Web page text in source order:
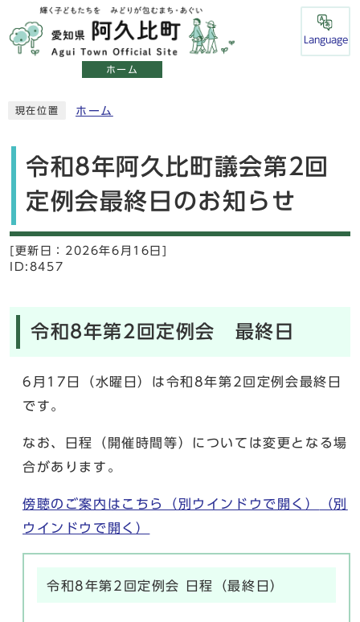
ホーム
Language
現在位置 ホーム
令和8年阿久比町議会第2回
定例会最終日のお知らせ
[更新日： 2026年6月16日]
ID:8457
令和8年第2回定例会 最終日
6月17日（水曜日）は令和8年第2回定例会最終日
です。
なお、日程（開催時間等）については変更となる場
合があります。
傍聴のご案内はこちら（別ウインドウで開く）
（別
ウインドウで開く）
令和8年第2回定例会 日程（最終日）